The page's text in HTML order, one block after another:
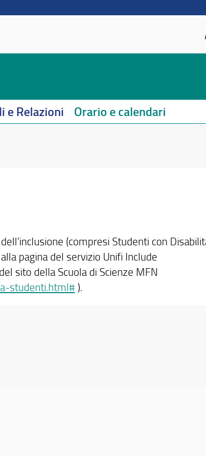
e Relazioni Orario e calendari
(compresi Studenti con
pagina del servizio Unifi Include
sito della Scuola di Scienze MFN
studenti.html#).